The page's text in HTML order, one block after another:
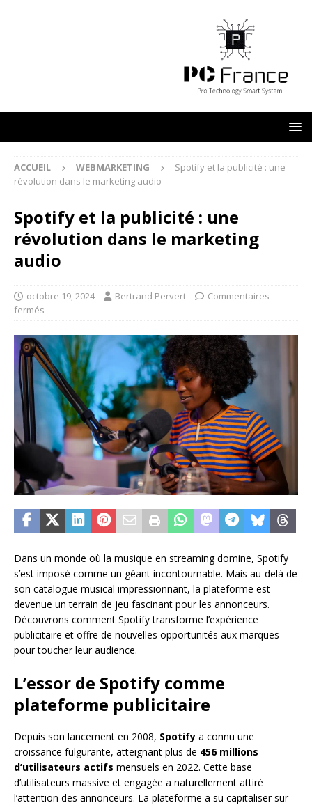
ACCUEIL WEBMARKETING
Spotify et la publicité : une
révolution dans le marketing audio
Spotify et la publicité : une
révolution dans le marketing
audio
octobre 19, 2024 Bertrand Pervert
Commentaires
fermés
Dans un monde où la musique en streaming domine, Spotify
s’est imposé comme un géant incontournable. Mais au-delà de
son catalogue musical impressionnant, la plateforme est
devenue un terrain de jeu fascinant pour les annonceurs.
Découvrons comment Spotify transforme l’expérience
publicitaire et offre de nouvelles opportunités aux marques
pour toucher leur audience.
L’essor de Spotify comme
plateforme publicitaire
Depuis son lancement en 2008, Spotify a connu une
croissance fulgurante, atteignant plus de 456 millions
d’utilisateurs actifs mensuels en 2022. Cette base
d’utilisateurs massive et engagée a naturellement attiré
l’attention des annonceurs. La plateforme a su capitaliser sur